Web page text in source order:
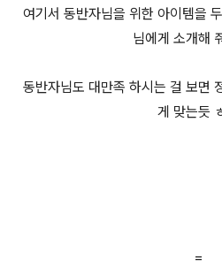
여기서 동반자님을 위한 아이템을
님에게 소개해
동반자님도 대만족 하시는 걸 보면
게 맞는듯
=